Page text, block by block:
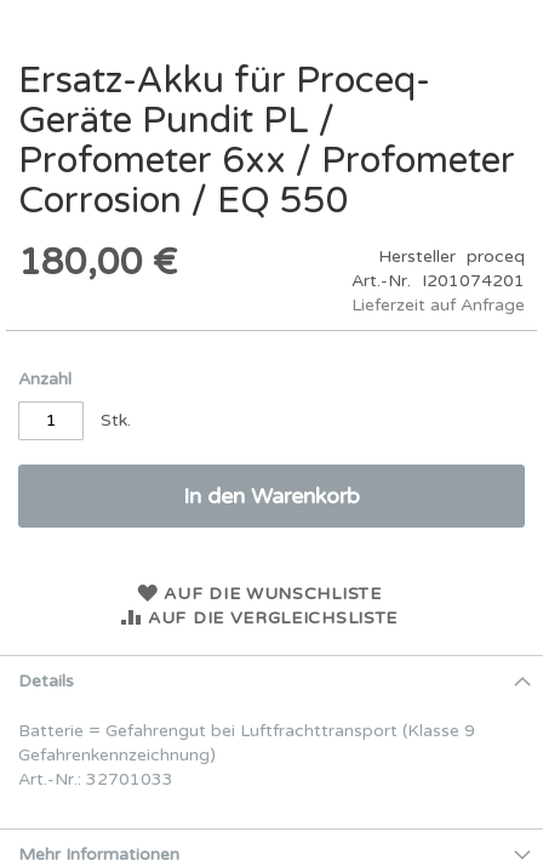
Zum
Anfang
der
Bildergalerie
springen
Ersatz-Akku für Proceq-
Geräte Pundit PL /
Profometer 6xx / Profometer
Corrosion / EQ 550
180,00 €
Hersteller proceq
Art.-Nr.
I201074201
Lieferzeit auf Anfrage
Anzahl
Stk.
In den Warenkorb
AUF DIE WUNSCHLISTE
AUF DIE VERGLEICHSLISTE
Details
Batterie = Gefahrengut bei Luftfrachttransport (Klasse 9
Gefahrenkennzeichnung)
Art.-Nr.: 32701033
Mehr Informationen